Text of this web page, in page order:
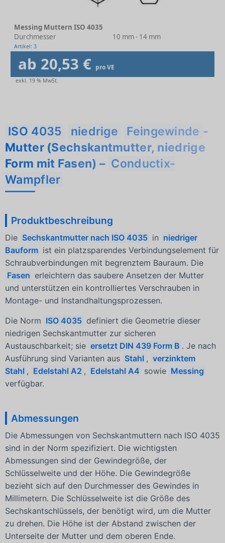
Messing Muttern ISO 4035
Durchmesser
10 mm - 14 mm
Artikel: 3
ab 20,53 € pro VE
exkl. 19 % MwSt.
ISO 4035 niedrige Feingewinde -
Mutter (Sechskantmutter, niedrige
Form mit Fasen) – Conductix-
Wampfler
Produktbeschreibung
Die Sechskantmutter nach ISO 4035 in niedriger
Bauform ist ein platzsparendes Verbindungselement für
Schraubverbindungen mit begrenztem Bauraum. Die
Fasen erleichtern das saubere Ansetzen der Mutter
und unterstützen ein kontrolliertes Verschrauben in
Montage- und Instandhaltungsprozessen.
Die Norm ISO 4035 definiert die Geometrie dieser
niedrigen Sechskantmutter zur sicheren
Austauschbarkeit; sie ersetzt DIN 439 Form B . Je nach
Ausführung sind Varianten aus Stahl , verzinktem
Stahl , Edelstahl A2 , Edelstahl A4 sowie Messing
verfügbar.
Abmessungen
Die Abmessungen von Sechskantmuttern nach ISO 4035
sind in der Norm spezifiziert. Die wichtigsten
Abmessungen sind der Gewindegröße, der
Schlüsselweite und der Höhe. Die Gewindegröße
bezieht sich auf den Durchmesser des Gewindes in
Millimetern. Die Schlüsselweite ist die Größe des
Sechskantschlüssels, der benötigt wird, um die Mutter
zu drehen. Die Höhe ist der Abstand zwischen der
Unterseite der Mutter und dem oberen Ende.